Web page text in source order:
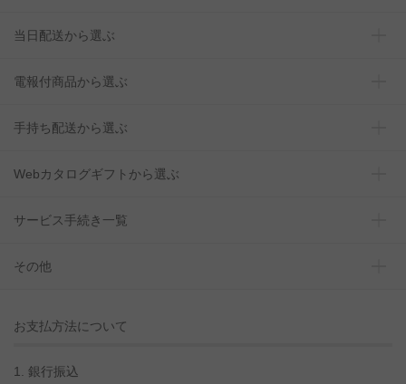
当日配送から選ぶ
電報付商品から選ぶ
手持ち配送から選ぶ
Webカタログギフトから選ぶ
サービス手続き一覧
その他
お支払方法について
1. 銀行振込